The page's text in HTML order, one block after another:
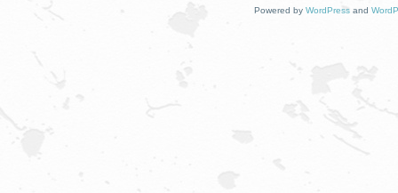
Powered by WordPressand